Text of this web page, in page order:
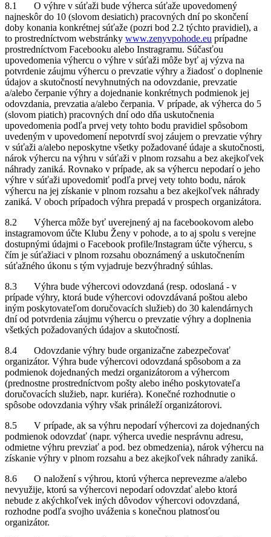
8.1 O výhre v súťaži bude výherca súťaže upovedomený
najneskôr do 10 (slovom desiatich) pracovných dní po skončení
doby konania konkrétnej súťaže (pozri bod 2.2 týchto pravidiel), a
to prostredníctvom webstránky www.zenyvpohode.eu prípadne
prostredníctvom Facebooku alebo Instragramu. Súčasťou
upovedomenia výhercu o výhre v súťaži môže byť aj výzva na
potvrdenie záujmu výhercu o prevzatie výhry a žiadosť o doplnenie
údajov a skutočností nevyhnutných na odovzdanie, prevzatie
a/alebo čerpanie výhry a dojednanie konkrétnych podmienok jej
odovzdania, prevzatia a/alebo čerpania. V prípade, ak výherca do 5
(slovom piatich) pracovných dní odo dňa uskutočnenia
upovedomenia podľa prvej vety tohto bodu pravidiel spôsobom
uvedeným v upovedomení nepotvrdí svoj záujem o prevzatie výhry
v súťaži a/alebo neposkytne všetky požadované údaje a skutočnosti,
nárok výhercu na výhru v súťaži v plnom rozsahu a bez akejkoľvek
náhrady zaniká. Rovnako v prípade, ak sa výhercu nepodarí o jeho
výhre v súťaži upovedomiť podľa prvej vety tohto bodu, nárok
výhercu na jej získanie v plnom rozsahu a bez akejkoľvek náhrady
zaniká. V oboch prípadoch výhra prepadá v prospech organizátora.
8.2 Výherca môže byť uverejnený aj na facebookovom alebo
instagramovom účte Klubu Ženy v pohode, a to aj spolu s verejne
dostupnými údajmi o Facebook profile/Instagram účte výhercu, s
čím je súťažiaci v plnom rozsahu oboznámený a uskutočnením
súťažného úkonu s tým vyjadruje bezvýhradný súhlas.
8.3 Výhra bude výhercovi odovzdaná (resp. odoslaná - v
prípade výhry, ktorá bude výhercovi odovzdávaná poštou alebo
iným poskytovateľom doručovacích služieb) do 30 kalendárnych
dní od potvrdenia záujmu výhercu o prevzatie výhry a doplnenia
všetkých požadovaných údajov a skutočností.
8.4 Odovzdanie výhry bude organizačne zabezpečovať
organizátor. Výhra bude výhercovi odovzdaná spôsobom a za
podmienok dojednaných medzi organizátorom a výhercom
(prednostne prostredníctvom pošty alebo iného poskytovateľa
doručovacích služieb, napr. kuriéra). Konečné rozhodnutie o
spôsobe odovzdania výhry však prináleží organizátorovi.
8.5 V prípade, ak sa výhru nepodarí výhercovi za dojednaných
podmienok odovzdať (napr. výherca uvedie nesprávnu adresu,
odmietne výhru prevziať a pod. bez obmedzenia), nárok výhercu na
získanie výhry v plnom rozsahu a bez akejkoľvek náhrady zaniká.
8.6 O naložení s výhrou, ktorú výherca neprevezme a/alebo
nevyužije, ktorú sa výhercovi nepodarí odovzdať alebo ktorá
nebude z akýchkoľvek iných dôvodov výhercovi odovzdaná,
rozhodne podľa svojho uváženia s konečnou platnosťou
organizátor.